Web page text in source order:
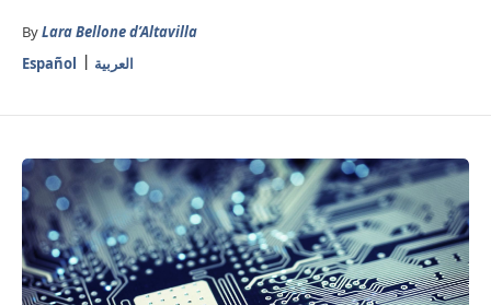
ByLara Bellone d’Altavilla
Español
العربية